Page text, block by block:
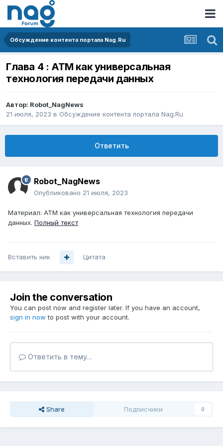
Обсуждение контента портала Nag.Ru
Глава 4 : ATM как универсальная
технология передачи данных
Автор: Robot_NagNews
21 июля, 2023 в Обсуждение контента портала Nag.Ru
Ответить
Robot_NagNews
Опубликовано 21 июля, 2023
Материал: ATM как универсальная технология передачи
данных. Полный текст
Вставить ник Цитата
Join the conversation
You can post now and register later. If you have an account,
sign in now to post with your account.
Ответить в тему...
Share Подписчики 0